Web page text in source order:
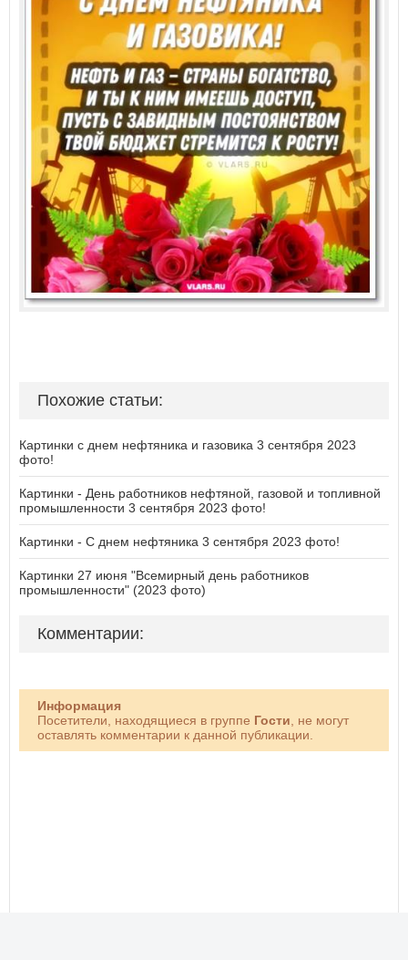
Похожие статьи:
Картинки с днем нефтяника и газовика 3 сентября 2023
фото!
Картинки - День работников нефтяной, газовой и топливной
промышленности 3 сентября 2023 фото!
Картинки - С днем нефтяника 3 сентября 2023 фото!
Картинки 27 июня "Всемирный день работников
промышленности" (2023 фото)
Комментарии:
Информация
Посетители, находящиеся в группе Гости, не могут
оставлять комментарии к данной публикации.